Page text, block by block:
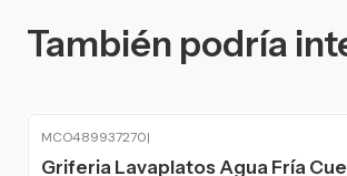
También podría
MCO489937270|
Griferia Lavaplatos Agua Fría